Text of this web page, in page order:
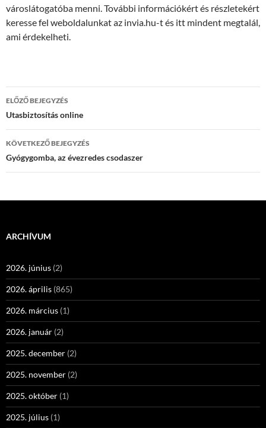
városlátogatóba menni. További információkért és részletekért
keresse fel weboldalunkat az invia.hu-t és itt mindent megtalál,
ami érdekelheti.
Bejegyzés
navigáció
ELŐZŐ BEJEGYZÉS
Utasbiztosítás online
KÖVETKEZŐ BEJEGYZÉS
Gyógygomba, az évezredes csodaszer
ARCHÍVUM
2026. június (2)
2026. április (865)
2026. március (1)
2026. január (2)
2025. december (2)
2025. november (2)
2025. október (1)
2025. július (1)